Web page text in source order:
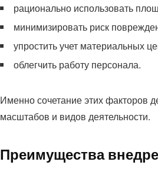
рационально использовать
минимизировать риск
упростить учет материальных
облегчить работу персонала.
Именно сочетание этих факторов
масштабов и видов деятельности.
Преимущества